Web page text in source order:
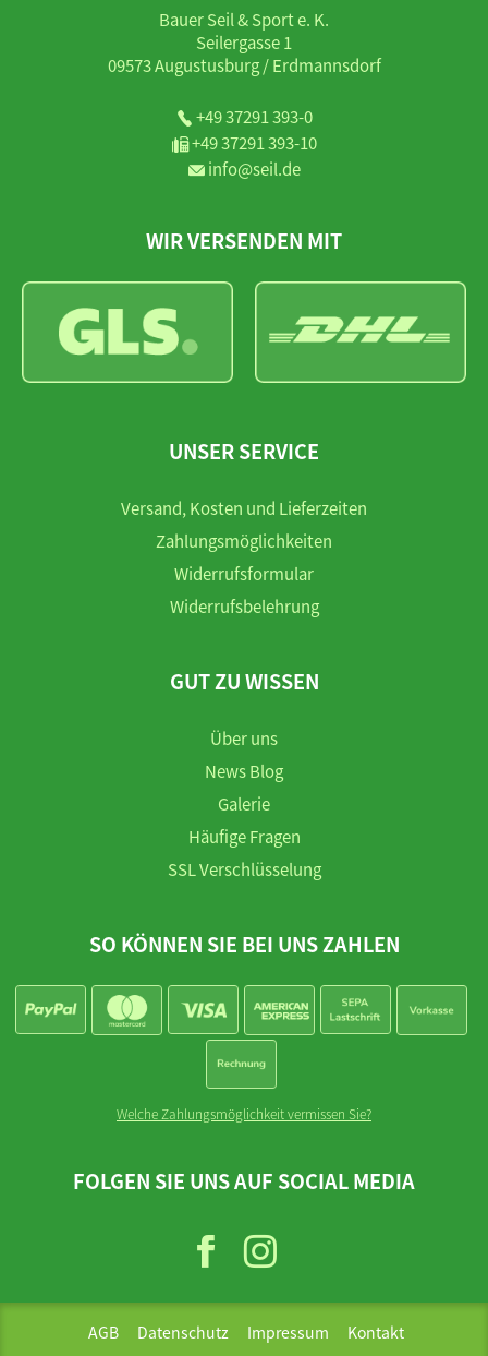
Bauer Seil & Sport e. K.
Seilergasse 1
09573 Augustusburg / Erdmannsdorf
+49 37291 393-0
+49 37291 393-10
info@seil.de
WIR VERSENDEN MIT
UNSER SERVICE
Versand, Kosten und Lieferzeiten
Zahlungsmöglichkeiten
Widerrufsformular
Widerrufsbelehrung
GUT ZU WISSEN
Über uns
News Blog
Galerie
Häufige Fragen
SSL Verschlüsselung
SO KÖNNEN SIE BEI UNS ZAHLEN
Welche Zahlungsmöglichkeit vermissen Sie?
FOLGEN SIE UNS AUF SOCIAL MEDIA
AGB Datenschutz Impressum Kontakt